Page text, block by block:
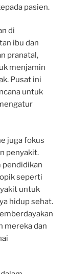
pasien.
di
ibu dan
pranatal,
menjamin
Pusat ini
untuk
juga fokus
penyakit.
pendidikan
seperti
untuk
hidup sehat.
mereka dan